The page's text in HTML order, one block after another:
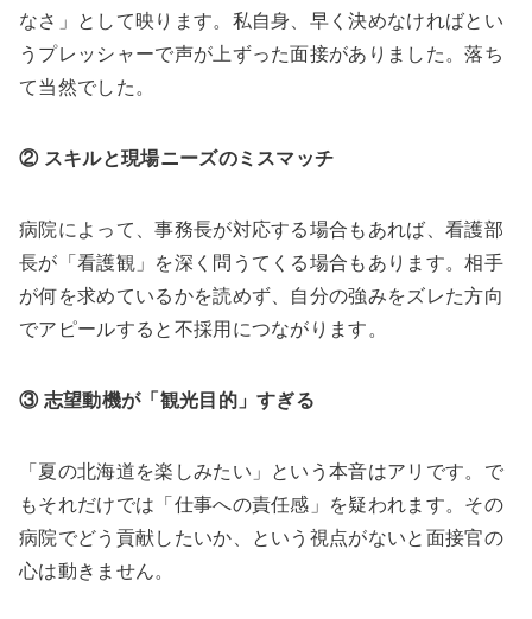
なさ」として映ります。私自身、早く決めなければとい
うプレッシャーで声が上ずった面接がありました。落ち
て当然でした。
② スキルと現場ニーズのミスマッチ
病院によって、事務長が対応する場合もあれば、看護部
長が「看護観」を深く問うてくる場合もあります。相手
が何を求めているかを読めず、自分の強みをズレた方向
でアピールすると不採用につながります。
③ 志望動機が「観光目的」すぎる
「夏の北海道を楽しみたい」という本音はアリです。で
もそれだけでは「仕事への責任感」を疑われます。その
病院でどう貢献したいか、という視点がないと面接官の
心は動きません。